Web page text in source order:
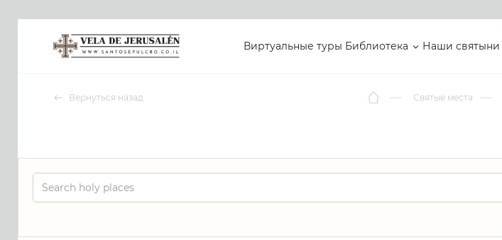
Виртуальные туры Библиотека Наши святыни
Вернуться назад Святые места